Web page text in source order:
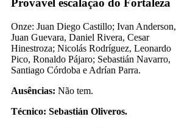
Provável escalação do Fortaleza
Onze: Juan Diego Castillo; Ivan Anderson,
Juan Guevara, Daniel Rivera, Cesar
Hinestroza; Nicolás Rodríguez, Leonardo
Pico, Ronaldo Pájaro; Sebastián Navarro,
Santiago Córdoba e Adrían Parra.
Ausências: Não tem.
Técnico: Sebastián Oliveros.